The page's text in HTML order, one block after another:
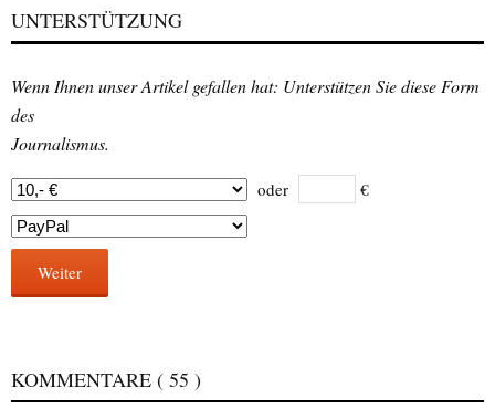
UNTERSTÜTZUNG
Wenn Ihnen unser Artikel gefallen hat: Unterstützen Sie diese Form
des
Journalismus.
oder €
Weiter
KOMMENTARE ( 55 )